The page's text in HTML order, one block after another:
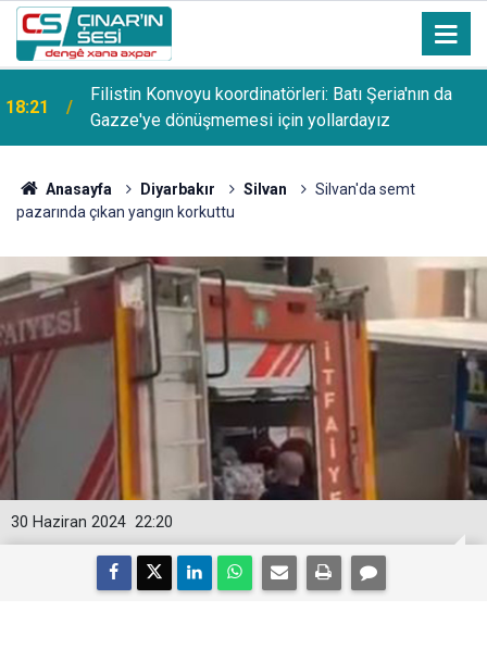
18:21
Filistin Konvoyu koordinatörleri: Batı Şeria'nın da
Gazze'ye dönüşmemesi için yollardayız
Anasayfa Diyarbakır Silvan
Silvan'da semt
pazarında çıkan yangın korkuttu
22:20
30 Haziran 2024